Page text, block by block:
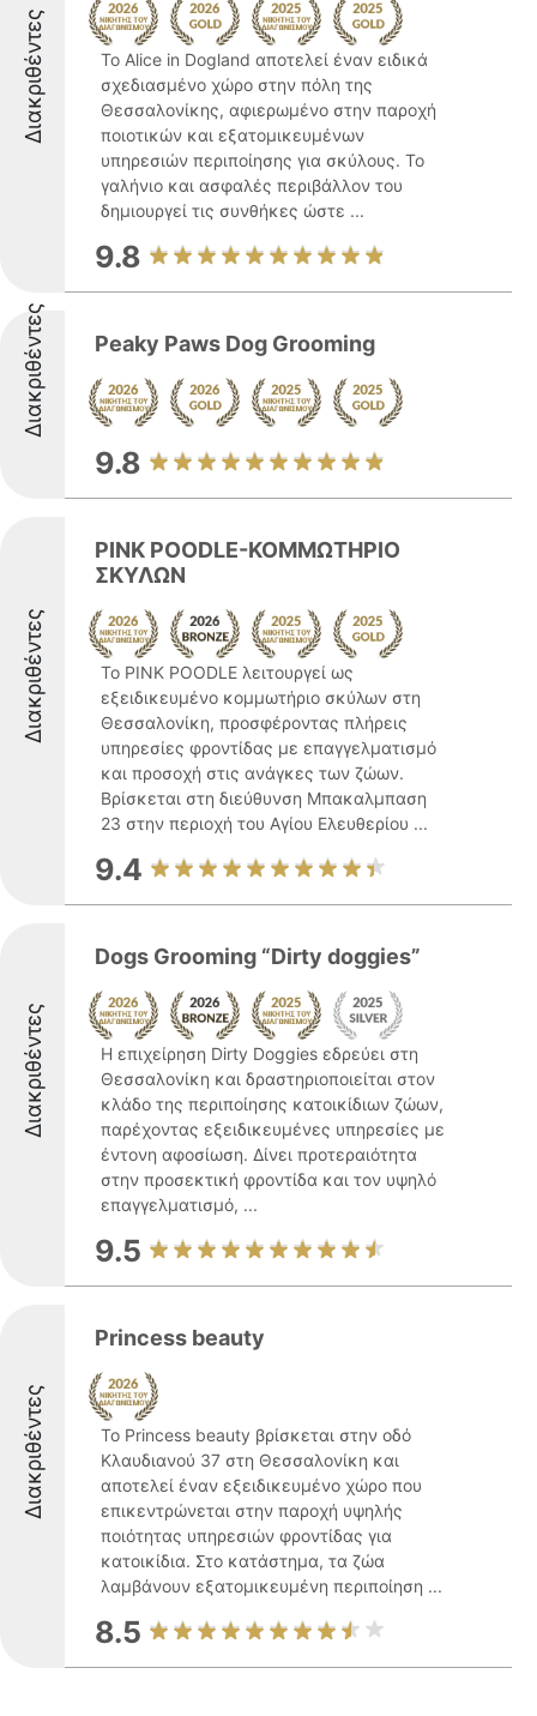
Διακριθέντες
Το Alice in Dogland αποτελεί έναν ειδικά
σχεδιασμένο χώρο στην πόλη της
Θεσσαλονίκης, αφιερωμένο στην παροχή
ποιοτικών και εξατομικευμένων
υπηρεσιών περιποίησης για σκύλους. Το
γαλήνιο και ασφαλές περιβάλλον του
δημιουργεί τις συνθήκες ώστε ...
9.8
Διακριθέντες Peaky Paws Dog Grooming
9.8
Διακριθέντες
PINK POODLE-ΚΟΜΜΩΤΗΡΙΟ
ΣΚΥΛΩΝ
Το PINK POODLE λειτουργεί ως
εξειδικευμένο κομμωτήριο σκύλων στη
Θεσσαλονίκη, προσφέροντας πλήρεις
υπηρεσίες φροντίδας με επαγγελματισμό
και προσοχή στις ανάγκες των ζώων.
Βρίσκεται στη διεύθυνση Μπακαλμπαση
23 στην περιοχή του Αγίου Ελευθερίου ...
9.4
Διακριθέντες
Dogs Grooming “Dirty doggies”
Η επιχείρηση Dirty Doggies εδρεύει στη
Θεσσαλονίκη και δραστηριοποιείται στον
κλάδο της περιποίησης κατοικίδιων ζώων,
παρέχοντας εξειδικευμένες υπηρεσίες με
έντονη αφοσίωση. Δίνει προτεραιότητα
στην προσεκτική φροντίδα και τον υψηλό
επαγγελματισμό, ...
9.5
Διακριθέντες
Princess beauty
Το Princess beauty βρίσκεται στην οδό
Κλαυδιανού 37 στη Θεσσαλονίκη και
αποτελεί έναν εξειδικευμένο χώρο που
επικεντρώνεται στην παροχή υψηλής
ποιότητας υπηρεσιών φροντίδας για
κατοικίδια. Στο κατάστημα, τα ζώα
λαμβάνουν εξατομικευμένη περιποίηση ...
8.5